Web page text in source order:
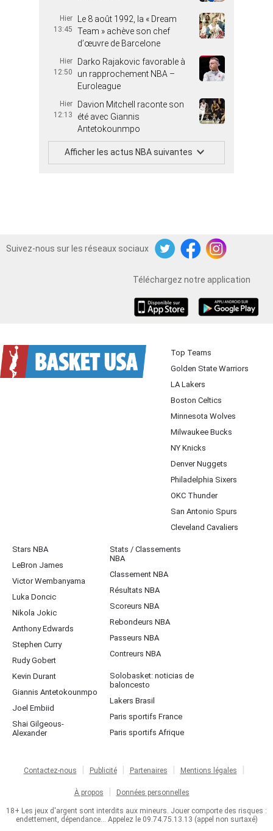
Hier
13:45
Le 8 août 1992, la « Dream
Team » achève son chef
d’œuvre de Barcelone
Hier
12:50
Darko Rajakovic favorable à
un rapprochement NBA –
Euroleague
Hier
12:13
Davion Mitchell raconte son
été avec Giannis
Antetokounmpo
Afficher les actus NBA suivantes
Suivez-nous sur les réseaux sociaux
TwitterFacebookInstagram
Téléchargez notre application
Top Teams
Golden State Warriors
LA Lakers
Boston Celtics
Minnesota Wolves
Milwaukee Bucks
NY Knicks
Denver Nuggets
Philadelphia Sixers
OKC Thunder
San Antonio Spurs
Cleveland Cavaliers
Stars NBA
LeBron James
Victor Wembanyama
Luka Doncic
Nikola Jokic
Anthony Edwards
Stephen Curry
Rudy Gobert
Kevin Durant
Giannis Antetokounmpo
Joel Embiid
Shai Gilgeous-
Alexander
Stats / Classements
NBA
Classement NBA
Résultats NBA
Scoreurs NBA
Rebondeurs NBA
Passeurs NBA
Contreurs NBA
Solobasket: noticias de
baloncesto
Lakers Brasil
Paris sportifs France
Paris sportifs Afrique
Contactez-nous Publicité Partenaires Mentions légales
À propos Données personnelles
18+ Les jeux d'argent sont interdits aux mineurs. Jouer comporte des risques :
endettement, dépendance... Appelez le 09.74.75.13.13 (appel non surtaxé)